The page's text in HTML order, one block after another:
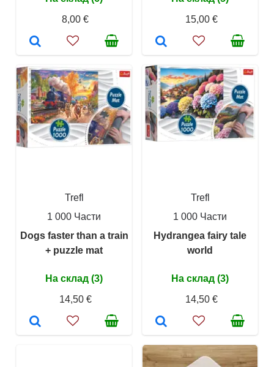
8,00 €
15,00 €
Trefl
1 000 Части
Dogs faster than a train
+ puzzle mat
На склад (3)
14,50 €
Trefl
1 000 Части
Hydrangea fairy tale
world
На склад (3)
14,50 €